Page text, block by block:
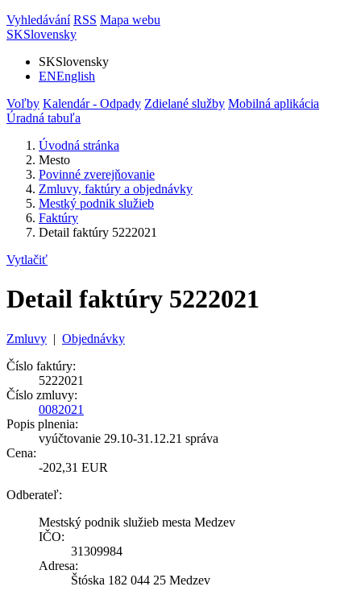
Vyhledávání RSS Mapa webu
SKSlovensky
SKSlovensky
ENEnglish
Voľby Kalendár - Odpady Zdielané služby Mobilná aplikácia
Úradná tabuľa
Úvodná stránka
Mesto
Povinné zverejňovanie
Zmluvy, faktúry a objednávky
Mestký podnik služieb
Faktúry
Detail faktúry 5222021
Vytlačiť
Detail faktúry 5222021
Zmluvy | Objednávky
Číslo faktúry:
5222021
Číslo zmluvy:
0082021
Popis plnenia:
vyúčtovanie 29.10-31.12.21 správa
Cena:
-202,31 EUR
Odberateľ:
Mestský podnik služieb mesta Medzev
IČO:
31309984
Adresa:
Štóska 182 044 25 Medzev